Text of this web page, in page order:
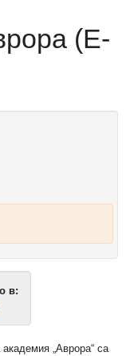
(Е-
в:
„Аврора“ са